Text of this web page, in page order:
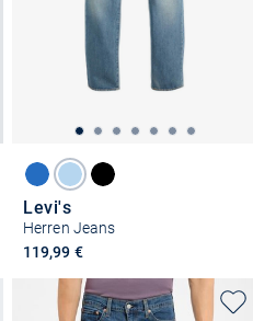
Levi's
Herren Jeans
119,99 €